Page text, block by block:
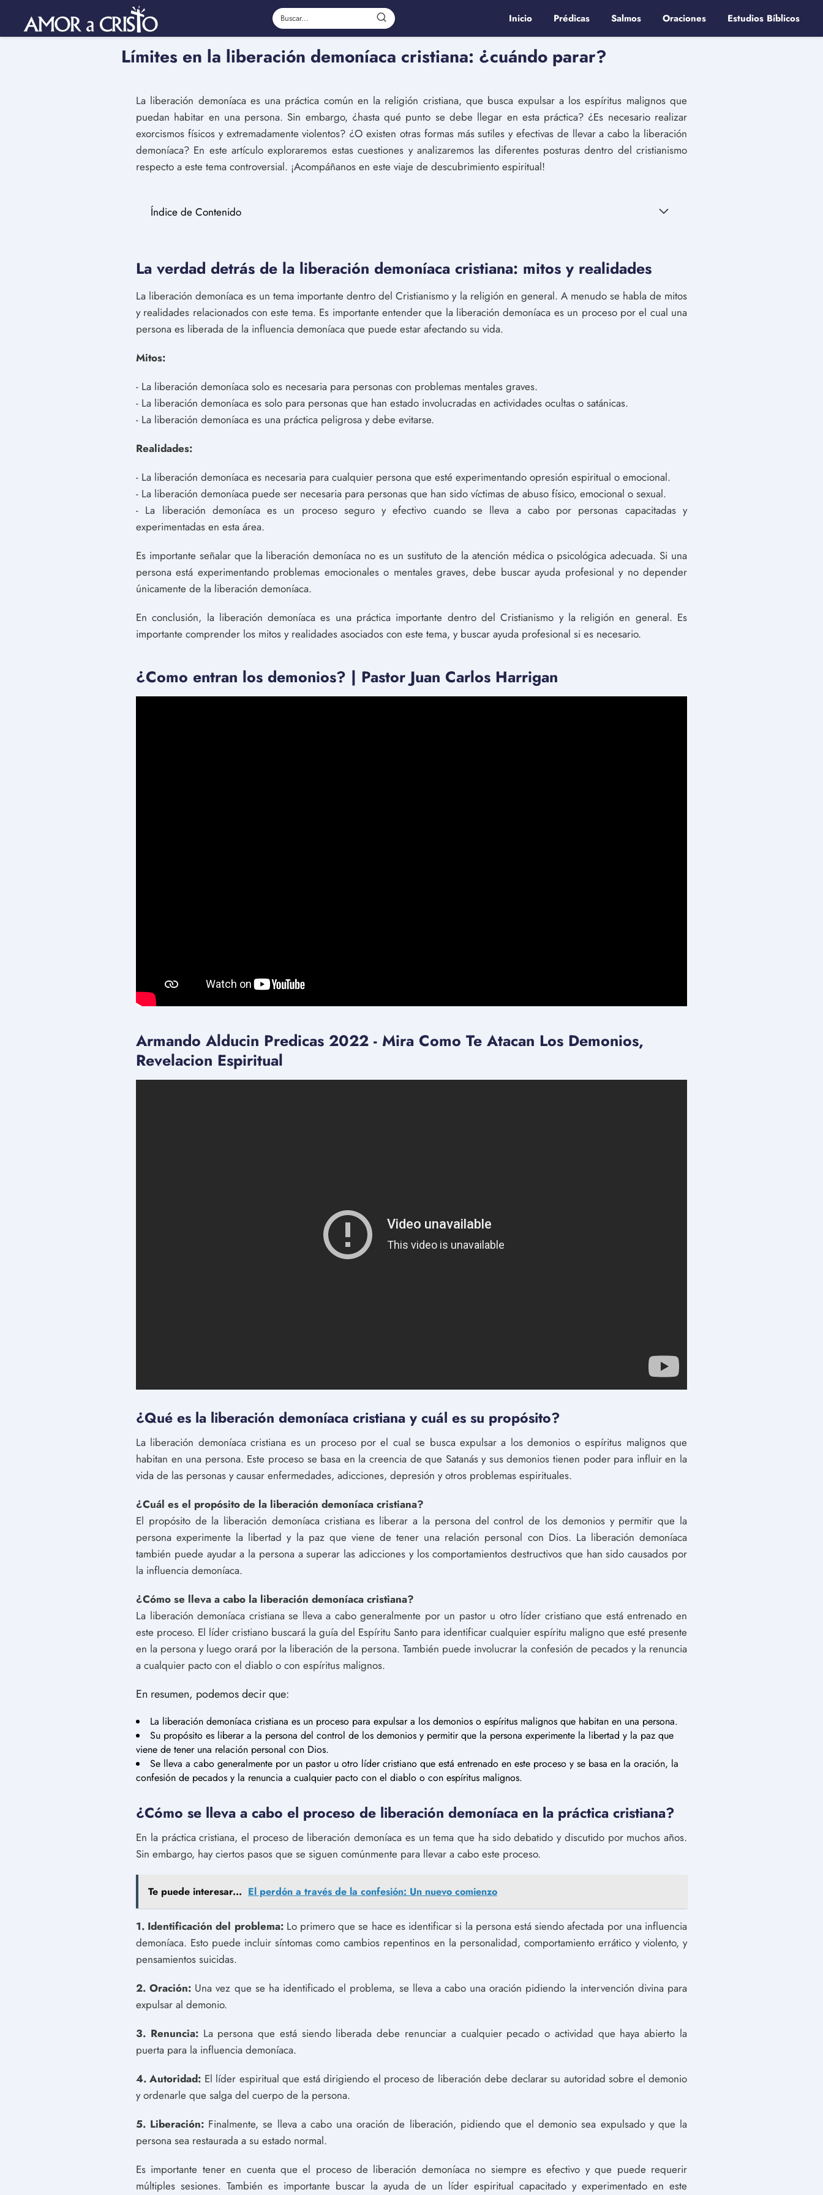
Inicio Prédicas Salmos Oraciones Estudios Bíblicos
Límites en la liberación demoníaca cristiana: ¿cuándo parar?
La liberación demoníaca es una práctica común en la religión cristiana, que busca expulsar a los espíritus malignos que
puedan habitar en una persona. Sin embargo, ¿hasta qué punto se debe llegar en esta práctica? ¿Es necesario realizar
exorcismos físicos y extremadamente violentos? ¿O existen otras formas más sutiles y efectivas de llevar a cabo la liberación
demoníaca? En este artículo exploraremos estas cuestiones y analizaremos las diferentes posturas dentro del cristianismo
respecto a este tema controversial. ¡Acompáñanos en este viaje de descubrimiento espiritual!
Índice de Contenido
La verdad detrás de la liberación demoníaca cristiana: mitos y realidades
La liberación demoníaca es un tema importante dentro del Cristianismo y la religión en general. A menudo se habla de mitos
y realidades relacionados con este tema. Es importante entender que la liberación demoníaca es un proceso por el cual una
persona es liberada de la influencia demoníaca que puede estar afectando su vida.
Mitos:
- La liberación demoníaca solo es necesaria para personas con problemas mentales graves.
- La liberación demoníaca es solo para personas que han estado involucradas en actividades ocultas o satánicas.
- La liberación demoníaca es una práctica peligrosa y debe evitarse.
Realidades:
- La liberación demoníaca es necesaria para cualquier persona que esté experimentando opresión espiritual o emocional.
- La liberación demoníaca puede ser necesaria para personas que han sido víctimas de abuso físico, emocional o sexual.
- La liberación demoníaca es un proceso seguro y efectivo cuando se lleva a cabo por personas capacitadas y
experimentadas en esta área.
Es importante señalar que la liberación demoníaca no es un sustituto de la atención médica o psicológica adecuada. Si una
persona está experimentando problemas emocionales o mentales graves, debe buscar ayuda profesional y no depender
únicamente de la liberación demoníaca.
En conclusión, la liberación demoníaca es una práctica importante dentro del Cristianismo y la religión en general. Es
importante comprender los mitos y realidades asociados con este tema, y buscar ayuda profesional si es necesario.
¿Como entran los demonios? | Pastor Juan Carlos Harrigan
Armando Alducin Predicas 2022 - Mira Como Te Atacan Los Demonios,
Revelacion Espiritual
¿Qué es la liberación demoníaca cristiana y cuál es su propósito?
La liberación demoníaca cristiana es un proceso por el cual se busca expulsar a los demonios o espíritus malignos que
habitan en una persona. Este proceso se basa en la creencia de que Satanás y sus demonios tienen poder para influir en la
vida de las personas y causar enfermedades, adicciones, depresión y otros problemas espirituales.
¿Cuál es el propósito de la liberación demoníaca cristiana?
El propósito de la liberación demoníaca cristiana es liberar a la persona del control de los demonios y permitir que la
persona experimente la libertad y la paz que viene de tener una relación personal con Dios. La liberación demoníaca
también puede ayudar a la persona a superar las adicciones y los comportamientos destructivos que han sido causados por
la influencia demoníaca.
¿Cómo se lleva a cabo la liberación demoníaca cristiana?
La liberación demoníaca cristiana se lleva a cabo generalmente por un pastor u otro líder cristiano que está entrenado en
este proceso. El líder cristiano buscará la guía del Espíritu Santo para identificar cualquier espíritu maligno que esté presente
en la persona y luego orará por la liberación de la persona. También puede involucrar la confesión de pecados y la renuncia
a cualquier pacto con el diablo o con espíritus malignos.
En resumen, podemos decir que:
La liberación demoníaca cristiana es un proceso para expulsar a los demonios o espíritus malignos que habitan en una persona.
Su propósito es liberar a la persona del control de los demonios y permitir que la persona experimente la libertad y la paz que
viene de tener una relación personal con Dios.
Se lleva a cabo generalmente por un pastor u otro líder cristiano que está entrenado en este proceso y se basa en la oración, la
confesión de pecados y la renuncia a cualquier pacto con el diablo o con espíritus malignos.
¿Cómo se lleva a cabo el proceso de liberación demoníaca en la práctica cristiana?
En la práctica cristiana, el proceso de liberación demoníaca es un tema que ha sido debatido y discutido por muchos años.
Sin embargo, hay ciertos pasos que se siguen comúnmente para llevar a cabo este proceso.
Te puede interesar... El perdón a través de la confesión: Un nuevo comienzo
1. Identificación del problema:Lo primero que se hace es identificar si la persona está siendo afectada por una influencia
demoníaca. Esto puede incluir síntomas como cambios repentinos en la personalidad, comportamiento errático y violento, y
pensamientos suicidas.
2. Oración: Una vez que se ha identificado el problema, se lleva a cabo una oración pidiendo la intervención divina para
expulsar al demonio.
3. Renuncia:La persona que está siendo liberada debe renunciar a cualquier pecado o actividad que haya abierto la
puerta para la influencia demoníaca.
4. Autoridad: El líder espiritual que está dirigiendo el proceso de liberación debe declarar su autoridad sobre el demonio
y ordenarle que salga del cuerpo de la persona.
5. Liberación: Finalmente, se lleva a cabo una oración de liberación, pidiendo que el demonio sea expulsado y que la
persona sea restaurada a su estado normal.
Es importante tener en cuenta que el proceso de liberación demoníaca no siempre es efectivo y que puede requerir
múltiples sesiones. También es importante buscar la ayuda de un líder espiritual capacitado y experimentado en este